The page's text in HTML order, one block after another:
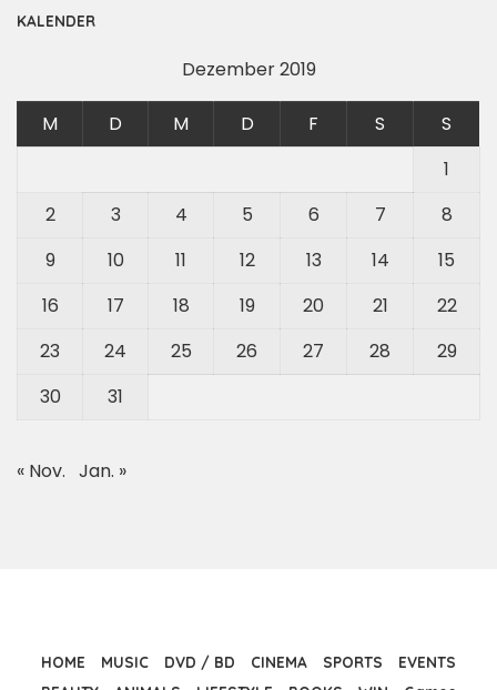
KALENDER
Dezember 2019
M D M D F S
S
1
2
3 4 5 6 7
8
9
10 11 12 13 14
15
16
17 18 19 20 21
22
23
24 25 26 27 28
29
30
31
« Nov. Jan. »
HOME MUSIC DVD / BD CINEMA SPORTS
EVENTS